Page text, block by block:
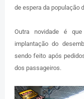
de espera da população
Outra novidade é
implantação do
sendo feito após
dos passageiros.